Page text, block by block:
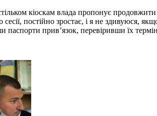
кіоскам влада пропонує
постійно зростає, і я не здивуюся,
прив’язок, перевіривши їх